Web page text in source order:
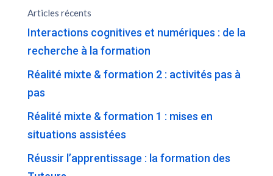
Articles récents
Interactions cognitives et numériques : de la
recherche à la formation
Réalité mixte & formation 2 : activités pas à
pas
Réalité mixte & formation 1 : mises en
situations assistées
Réussir l’apprentissage : la formation des